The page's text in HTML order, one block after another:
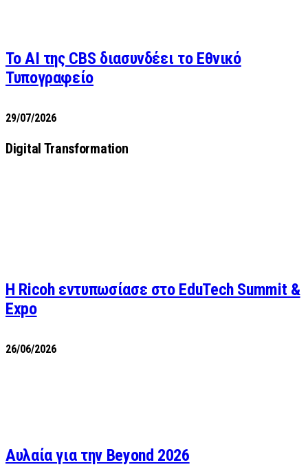
Το AI της CBS διασυνδέει το Εθνικό
Τυπογραφείο
29/07/2026
Digital Transformation
Η Ricoh εντυπωσίασε στο EduTech Summit &
Expo
26/06/2026
Αυλαία για την Beyond 2026